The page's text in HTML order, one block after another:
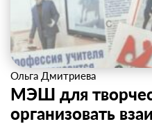
Ольга Дмитриева
МЭШ для
организовать